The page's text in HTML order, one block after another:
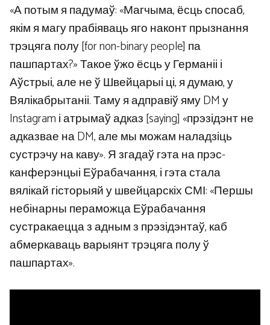
«А потым я падумаў: «Магчыма, ёсць спосаб,
якім я магу прабіяваць яго наконт прызнання
трэцяга полу [for non-binary people] па
пашпартах?» Такое ўжо ёсць у Германіі і
Аўстрыі, але не ў Швейцарыі ці, я думаю, у
Вялікабрытаніі. Таму я адправіў яму DM у
Instagram і атрымаў адказ [saying] «прэзідэнт не
адказвае на DM, але мы можам наладзіць
сустрэчу на каву». Я згадаў гэта на прэс-
канферэнцыі Еўрабачання, і гэта стала
вялікай гісторыяй у швейцарскіх СМІ: «Першы
небінарны пераможца Еўрабачання
сустракаецца з адным з прэзідэнтаў, каб
абмеркаваць варыянт трэцяга полу ў
пашпартах».